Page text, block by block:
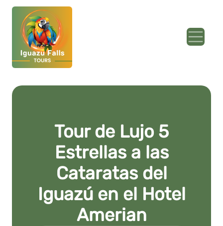
Tour de Lujo 5
Estrellas a las
Cataratas del
Iguazú en el Hotel
Amerian